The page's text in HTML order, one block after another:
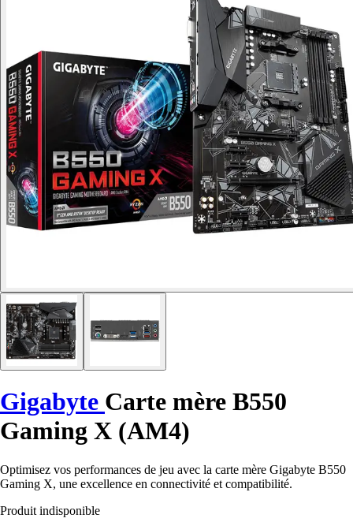
Gigabyte Carte mère B550
Gaming X (AM4)
Optimisez vos performances de jeu avec la carte mère Gigabyte B550
Gaming X, une excellence en connectivité et compatibilité.
Produit indisponible